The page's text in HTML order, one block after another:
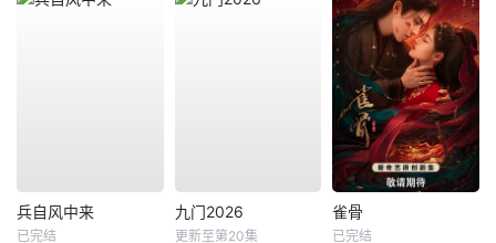
兵自风中来
已完结
九门2026
更新至第20集
雀骨
已完结